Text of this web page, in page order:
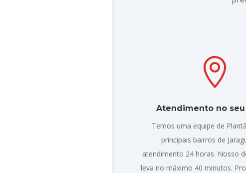

Atendimento no
Temos uma equipe de
principais bairros de
atendimento 24 horas. Nosso
leva no máximo 40 minutos.